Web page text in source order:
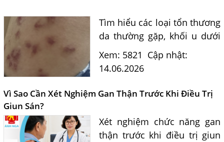
Tìm hiểu các loại tổn thương
da thường gặp, khối u dưới
da và những thay đổi màu
sắc bất thường trên da như
xanh. Bạn cần nhận...
Xem: 5821 Cập nhật:
14.06.2026
Vì Sao Cần Xét Nghiệm Gan Thận Trước Khi Điều Trị
Giun Sán?
Xét nghiệm chức năng gan
thận trước khi điều trị giun